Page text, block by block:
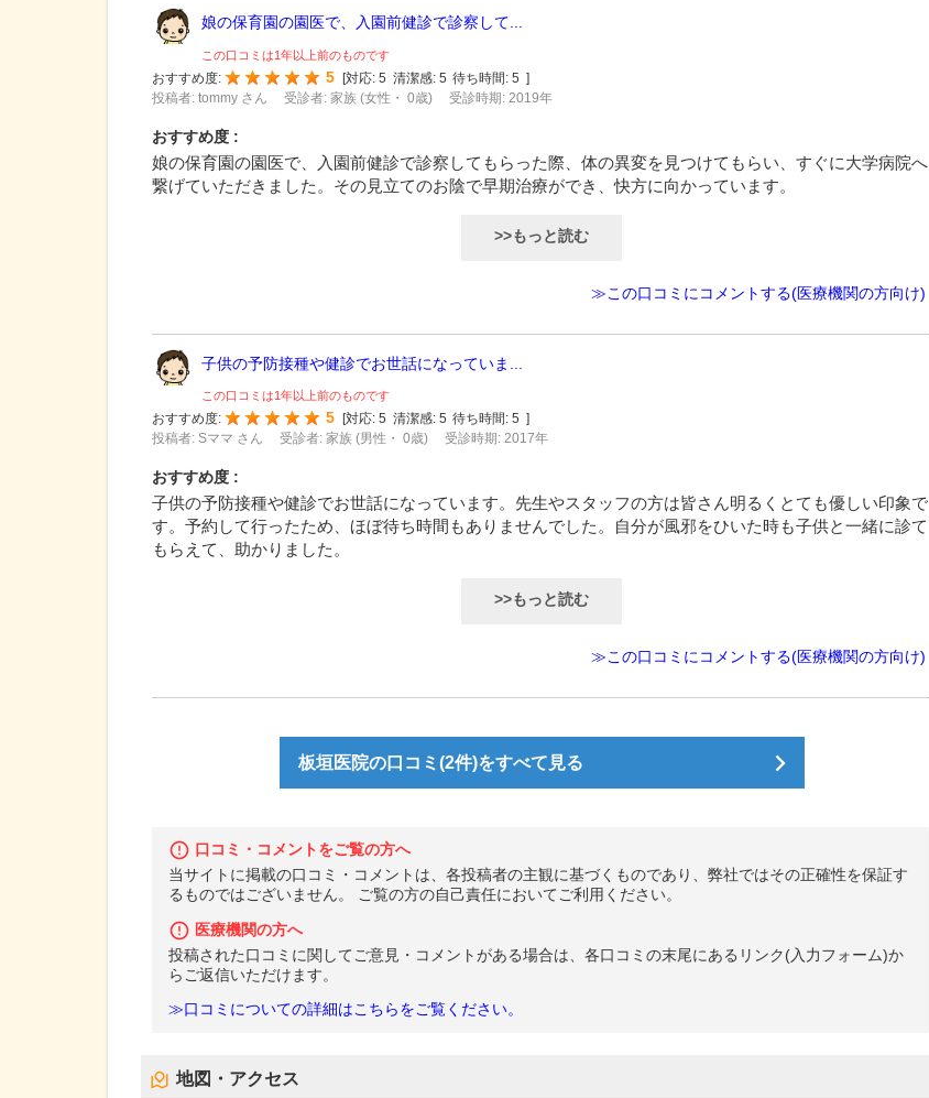
娘の保育園の園医で、入園前健診で診察して...
この口コミは1年以上前のものです
おすすめ度:
5 [対応: 5 清潔感: 5 待ち時間: 5 ]
投稿者: tommy さん
受診者: 家族 (女性・ 0歳) 受診時期: 2019年
おすすめ度 :
娘の保育園の園医で、入園前健診で診察してもらった際、体の異変を見つけてもらい、すぐに大学病院へ
繋げていただきました。その見立てのお陰で早期治療ができ、快方に向かっています。
>>もっと読む
≫この口コミにコメントする(医療機関の方向け)
子供の予防接種や健診でお世話になっていま...
この口コミは1年以上前のものです
おすすめ度:
5 対応: 5 清潔感: 5 待ち時間: 5
投稿者: Sママ さん
受診者: 家族 (男性・ 0歳) 受診時期: 2017年
おすすめ度 :
子供の予防接種や健診でお世話になっています。先生やスタッフの方は皆さん明るくとても優しい印象で
す。予約して行ったため、ほぼ待ち時間もありませんでした。自分が風邪をひいた時も子供と一緒に診て
もらえて、助かりました。
>>もっと読む
≫この口コミにコメントする(医療機関の方向け)
板垣医院の口コミ(2件)をすべて見る
口コミ・コメントをご覧の方へ
当サイトに掲載の口コミ・コメントは、各投稿者の主観に基づくものであり、弊社ではその正確性を保証す
るものではございません。 ご覧の方の自己責任においてご利用ください。
医療機関の方へ
投稿された口コミに関してご意見・コメントがある場合は、各口コミの末尾にあるリンク(入力フォーム)か
らご返信いただけます。
≫口コミについての詳細はこちらをご覧ください。
地図・アクセス